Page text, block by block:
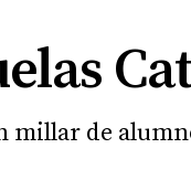
millar de